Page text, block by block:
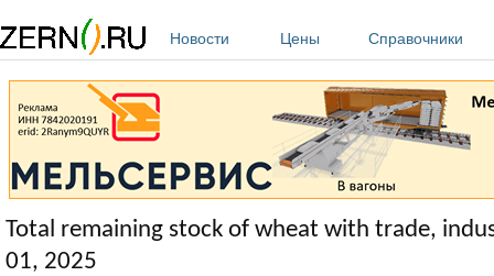
Новости
Цены Справочники
Total remaining stock of wheat with trade,
01, 2025